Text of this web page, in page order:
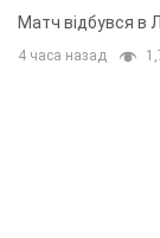
Матч відбувся в
4 часа назад